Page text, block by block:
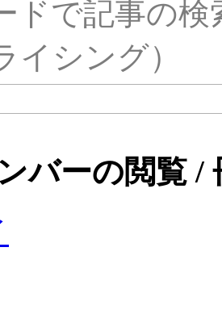
ドで記事の
イシング）
バーの閲覧 /